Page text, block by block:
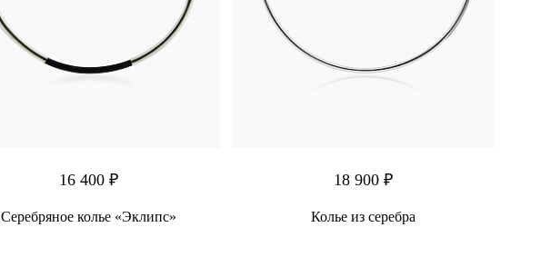
16 400 ₽
Серебряное колье «Эклипс»
18 900 ₽
Колье из серебра